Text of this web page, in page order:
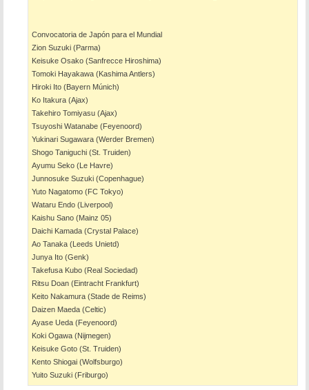
Convocatoria de Japón para el Mundial
Zion Suzuki (Parma)
Keisuke Osako (Sanfrecce Hiroshima)
Tomoki Hayakawa (Kashima Antlers)
Hiroki Ito (Bayern Múnich)
Ko Itakura (Ajax)
Takehiro Tomiyasu (Ajax)
Tsuyoshi Watanabe (Feyenoord)
Yukinari Sugawara (Werder Bremen)
Shogo Taniguchi (St. Truiden)
Ayumu Seko (Le Havre)
Junnosuke Suzuki (Copenhague)
Yuto Nagatomo (FC Tokyo)
Wataru Endo (Liverpool)
Kaishu Sano (Mainz 05)
Daichi Kamada (Crystal Palace)
Ao Tanaka (Leeds Unietd)
Junya Ito (Genk)
Takefusa Kubo (Real Sociedad)
Ritsu Doan (Eintracht Frankfurt)
Keito Nakamura (Stade de Reims)
Daizen Maeda (Celtic)
Ayase Ueda (Feyenoord)
Koki Ogawa (Nijmegen)
Keisuke Goto (St. Truiden)
Kento Shiogai (Wolfsburgo)
Yuito Suzuki (Friburgo)